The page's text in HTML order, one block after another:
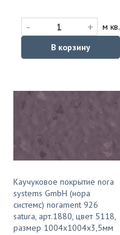
- +
м кв.
В корзину
Каучуковое покрытие nora
systems GmbH (нора
системс) norament 926
satura, арт.1880, цвет 5118,
размер 1004х1004х3,5мм